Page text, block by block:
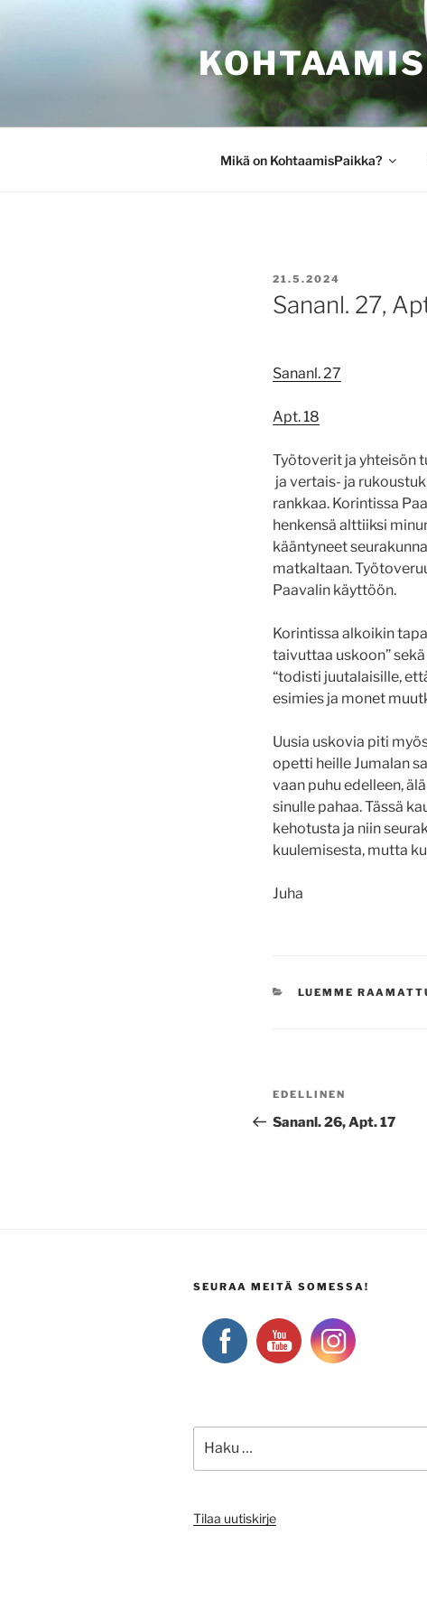
Mikä on KohtaamisPaikka?
JULKAISTU
21.5.2024
Sananl. 27,
Sananl. 27
Apt. 18
Työtoverit ja yhteisön
ja vertais- ja
rankkaa. Korintissa
henkensä alttiiksi
kääntyneet
matkaltaan.
Paavalin käyttöön.
Korintissa alkoikin
taivuttaa uskoon”
“todisti juutalaisille,
esimies ja monet
Uusia uskovia piti
opetti heille Jumalan
vaan puhu edelleen,
sinulle pahaa. Tässä
kehotusta ja niin
kuulemisesta, mutta
Juha
KATEGORIAT
LUEMME
Artikkelien
selaus
Edellinen
artikkeli
EDELLINEN
Sananl. 26, Apt. 17
SEURAA MEITÄ SOMESSA!
Tilaa uutiskirje